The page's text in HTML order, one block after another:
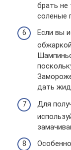
брать не
соленые
Если вы
дать
Для